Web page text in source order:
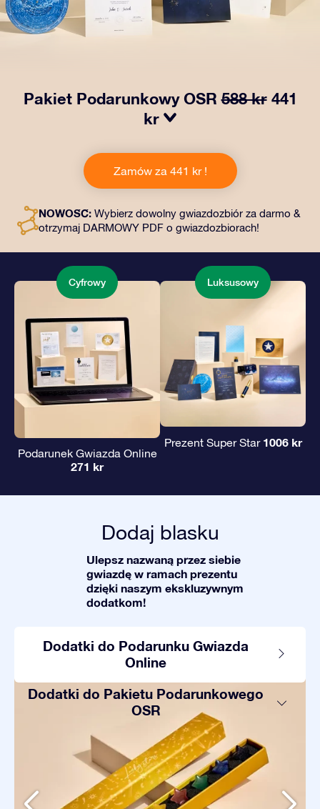
Pakiet Podarunkowy OSR588 kr 441
kr
naszemu OSR Gift Pack! Ten zestaw obejmuje piękną
kopertę i spersonalizowane dokumenty wysłane na
wybrany adres, a także dokumenty cyfrowe i bezpłatny
podarowanie wiecznego prezentu przyjaciołom i
bliskim.
Zamów za 441 kr !
NOWOŚĆ: Wybierz dowolny gwiazdozbiór za darmo &
otrzymaj DARMOWY PDF o gwiazdozbiorach!
Cyfrowy
Podarunek Gwiazda Online
271 kr
Luksusowy
Prezent Super Star 1006 kr
Dodaj blasku
Ulepsz nazwaną przez siebie
gwiazdę w ramach prezentu
dzięki naszym ekskluzywnym
dodatkom!
Dodatki do Podarunku Gwiazda
Online
Dodatki do Pakietu Podarunkowego
OSR